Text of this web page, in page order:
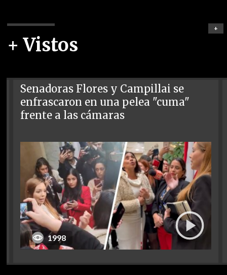
+ Vistos
+
Senadoras Flores y Campillai se
enfrascaron en una pelea "cuma"
frente a las cámaras
1998